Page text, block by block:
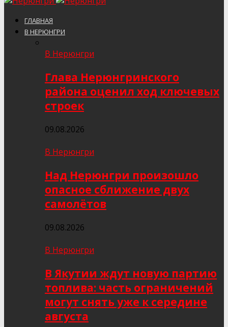
ГЛАВНАЯ
В НЕРЮНГРИ
В Нерюнгри
Глава Нерюнгринского
района оценил ход ключевых
строек
09.08.2026
В Нерюнгри
Над Нерюнгри произошло
опасное сближение двух
самолётов
09.08.2026
В Нерюнгри
В Якутии ждут новую партию
топлива: часть ограничений
могут снять уже к середине
августа